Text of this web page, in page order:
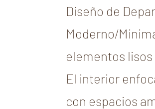
Diseño de
Moderno/
elementos
El interior
con espacios